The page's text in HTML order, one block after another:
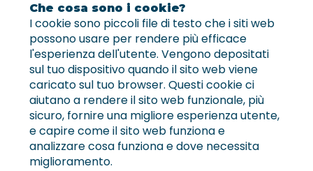
Che cosa sono i cookie?
I cookie sono piccoli file di testo che i siti web
possono usare per rendere più efficace
l'esperienza dell'utente. Vengono depositati
sul tuo dispositivo quando il sito web viene
caricato sul tuo browser. Questi cookie ci
aiutano a rendere il sito web funzionale, più
sicuro, fornire una migliore esperienza utente,
e capire come il sito web funziona e
analizzare cosa funziona e dove necessita
miglioramento.